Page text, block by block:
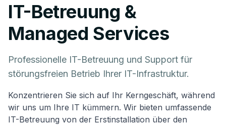
IT-Betreuung &
Managed Services
Professionelle IT-Betreuung und Support für
störungsfreien Betrieb Ihrer IT-Infrastruktur.
Konzentrieren Sie sich auf Ihr Kerngeschäft, während
wir uns um Ihre IT kümmern. Wir bieten umfassende
IT-Betreuung von der Erstinstallation über den